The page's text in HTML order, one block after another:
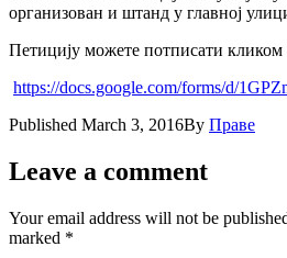
организован и штанд у главној
Петицију можете потписати кликом
https://docs.google.com/forms/d/
Published March 3, 2016By Праве
Leave a comment
Your email address will not be
marked *